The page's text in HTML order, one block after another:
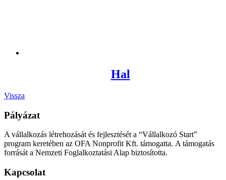
Hal
Vissza
Pályázat
A vállalkozás létrehozását és fejlesztését a “Vállalkozó Start”
program keretében az OFA Nonprofit Kft. támogatta. A támogatás
forrását a Nemzeti Foglalkoztatási Alap biztosította.
Kapcsolat